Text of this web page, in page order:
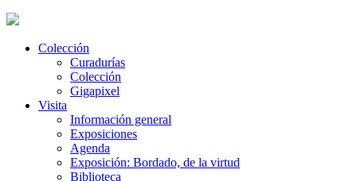
Colección
Curadurías
Colección
Gigapixel
Visita
Información general
Exposiciones
Agenda
Exposición: Bordado, de la virtud
Biblioteca